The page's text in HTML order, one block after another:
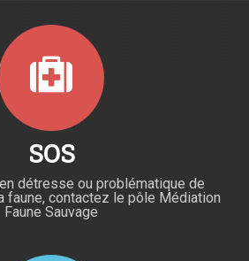
SOS
détresse ou problématique de
faune, contactez le pôle Médiation
Faune Sauvage